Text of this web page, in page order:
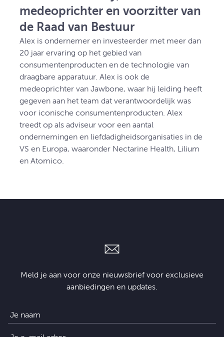
medeoprichter en voorzitter van
de Raad van Bestuur
Alex is ondernemer en investeerder met meer dan
20 jaar ervaring op het gebied van
consumentenproducten en de technologie van
draagbare apparatuur. Alex is ook de
medeoprichter van Jawbone, waar hij leiding heeft
gegeven aan het team dat verantwoordelijk was
voor iconische consumentenproducten. Alex
treedt op als adviseur voor een aantal
ondernemingen en liefdadigheidsorganisaties in de
VS en Europa, waaronder Nectarine Health, Lilium
en Atomico.
Meld je aan voor onze nieuwsbrief voor exclusieve
aanbiedingen en updates.